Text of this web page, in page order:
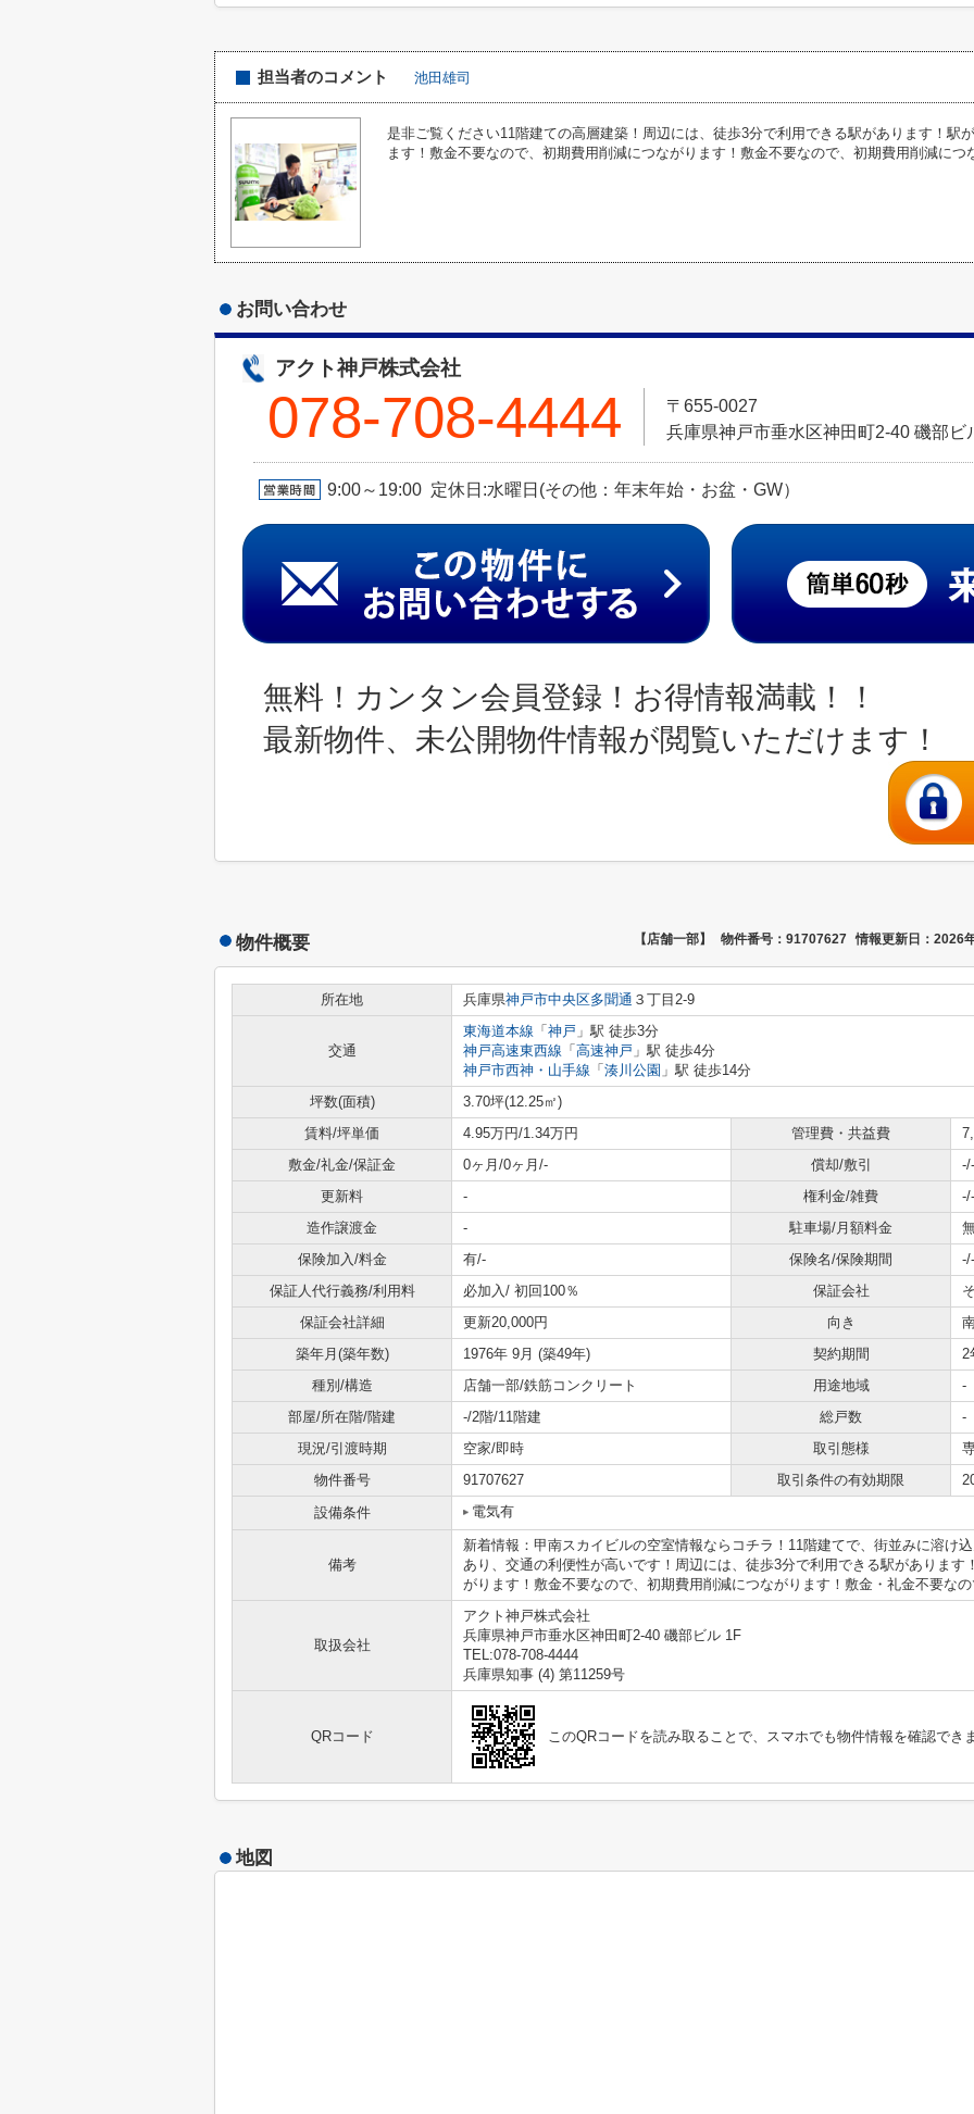
担当者のコメント 池田雄司
是非ご覧ください11階建ての高層建築！周辺には、徒歩3分で利用できる駅があります！駅
ます！敷金不要なので、初期費用削減につながります！敷金不要なので、初期費用削減につ
お問い合わせ
アクト神戸株式会社
078-708-4444
〒655-0027
兵庫県神戸市垂水区神田町2-40 磯部ビ
9:00～19:00 定休日:水曜日(その他：年末年始・お盆・GW）
無料！カンタン会員登録！お得情報満載！！
最新物件、未公開物件情報が閲覧いただけます！
物件概要 【店舗一部】 物件番号：91707627 情報更新日：2026
所在地 兵庫県神戸市中央区多聞通 ３丁目2-9
交通
東海道本線 「 神戸 」駅 徒歩3分
神戸高速東西線 「 高速神戸 」駅 徒歩4分
神戸市西神・山手線 「 湊川公園 」駅 徒歩14分
坪数(面積)
3.70坪(12.25㎡)
賃料/坪単価
4.95万円/1.34万円 管理費・共益費
敷金/礼金/保証金
0ヶ月/0ヶ月/- 償却/敷引
-/-
更新料
- 権利金/雑費
-/-
造作譲渡金
- 駐車場/月額料金
保険加入/料金
有/- 保険名/保険期間
-/-
保証人代行義務/利用料
必加入/ 初回100％ 保証会社
保証会社詳細
更新20,000円 向き
築年月(築年数)
1976年 9月 (築49年) 契約期間
2
種別/構造
店舗一部/鉄筋コンクリート 用途地域
-
部屋/所在階/階建
-/2階/11階建 総戸数
-
現況/引渡時期
空家/即時 取引態様
物件番号
91707627 取引条件の有効期限
設備条件
電気有
備考
新着情報：甲南スカイビルの空室情報ならコチラ！11階建てで、街並みに溶け
あり、交通の利便性が高いです！周辺には、徒歩3分で利用できる駅があります
がります！敷金不要なので、初期費用削減につながります！敷金・礼金不要な
取扱会社
アクト神戸株式会社
兵庫県神戸市垂水区神田町2-40 磯部ビル 1F
TEL:078-708-4444
兵庫県知事 (4) 第11259号
QRコード このQRコードを読み取ることで、スマホでも物件情報を確認でき
地図